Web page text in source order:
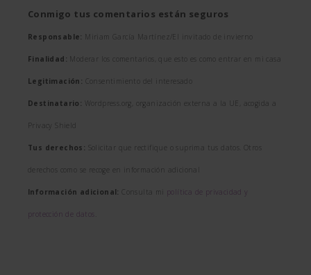
Conmigo tus comentarios están seguros
Responsable: Miriam García Martínez/El invitado de invierno
Finalidad: Moderar los comentarios, que esto es como entrar en mi casa
Legitimación: Consentimiento del interesado
Destinatario: Wordpress.org, organización externa a la UE, acogida a
Privacy Shield
Tus derechos: Solicitar que rectifique o suprima tus datos. Otros
derechos como se recoge en información adicional
Información adicional: Consulta mi política de privacidad y
protección de datos